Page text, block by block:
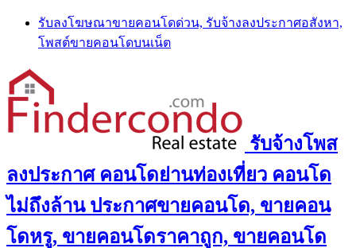
Skip
content
รับลงโฆษณาขายคอนโดด่วน, รับจ้างลงประกาศอสังหา,
โพสต์ขายคอนโดบนเน็ต
รับจ้างโพส
ลงประกาศ คอนโดย่านท่องเที่ยว คอนโด
ไม่ถึงล้าน ประกาศขายคอนโด, ขายคอน
โดหรู, ขายคอนโดราคาถูก, ขายคอนโด